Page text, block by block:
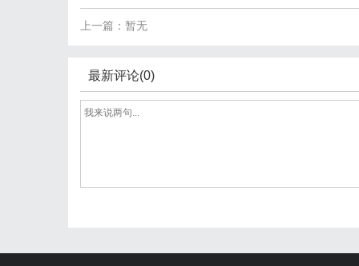
上一篇：暂无
最新评论(0)